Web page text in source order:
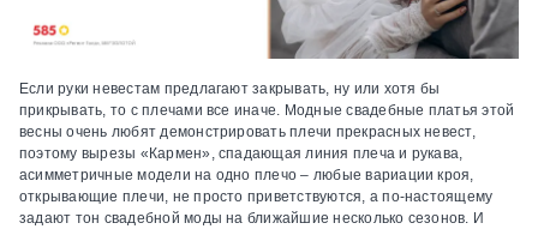
Если руки невестам предлагают закрывать, ну или хотя бы
прикрывать, то с плечами все иначе. Модные свадебные платья этой
весны очень любят демонстрировать плечи прекрасных невест,
поэтому вырезы «Кармен», спадающая линия плеча и рукава,
асимметричные модели на одно плечо – любые вариации кроя,
открывающие плечи, не просто приветствуются, а по-настоящему
задают тон свадебной моды на ближайшие несколько сезонов. И